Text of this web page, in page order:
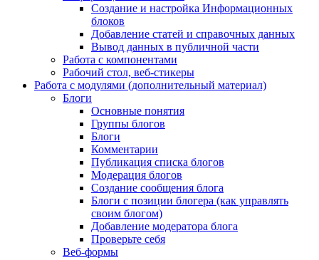
Создание и настройка Информационных
блоков
Добавление статей и справочных данных
Вывод данных в публичной части
Работа с компонентами
Рабочий стол, веб-стикеры
Работа с модулями (дополнительный материал)
Блоги
Основные понятия
Группы блогов
Блоги
Комментарии
Публикация списка блогов
Модерация блогов
Создание сообщения блога
Блоги с позиции блогера (как управлять
своим блогом)
Добавление модератора блога
Проверьте себя
Веб-формы